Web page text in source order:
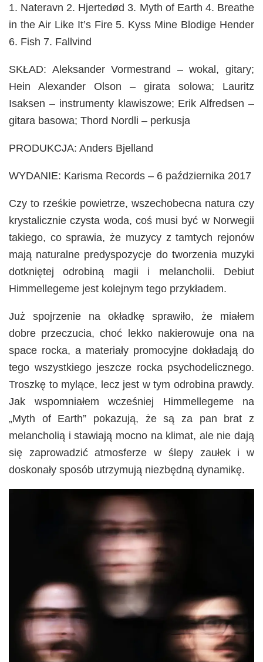
1. Nateravn 2. Hjertedød 3. Myth of Earth 4. Breathe
in the Air Like It’s Fire 5. Kyss Mine Blodige Hender
6. Fish 7. Fallvind
SKŁAD: Aleksander Vormestrand – wokal, gitary;
Hein Alexander Olson – girata solowa; Lauritz
Isaksen – instrumenty klawiszowe; Erik Alfredsen –
gitara basowa; Thord Nordli – perkusja
PRODUKCJA: Anders Bjelland
WYDANIE: Karisma Records – 6 października 2017
Czy to rześkie powietrze, wszechobecna natura czy
krystalicznie czysta woda, coś musi być w Norwegii
takiego, co sprawia, że muzycy z tamtych rejonów
mają naturalne predyspozycje do tworzenia muzyki
dotkniętej odrobiną magii i melancholii. Debiut
Himmellegeme jest kolejnym tego przykładem.
Już spojrzenie na okładkę sprawiło, że miałem
dobre przeczucia, choć lekko nakierowuje ona na
space rocka, a materiały promocyjne dokładają do
tego wszystkiego jeszcze rocka psychodelicznego.
Troszkę to mylące, lecz jest w tym odrobina prawdy.
Jak wspomniałem wcześniej Himmellegeme na
„Myth of Earth” pokazują, że są za pan brat z
melancholią i stawiają mocno na klimat, ale nie dają
się zaprowadzić atmosferze w ślepy zaułek i w
doskonały sposób utrzymują niezbędną dynamikę.